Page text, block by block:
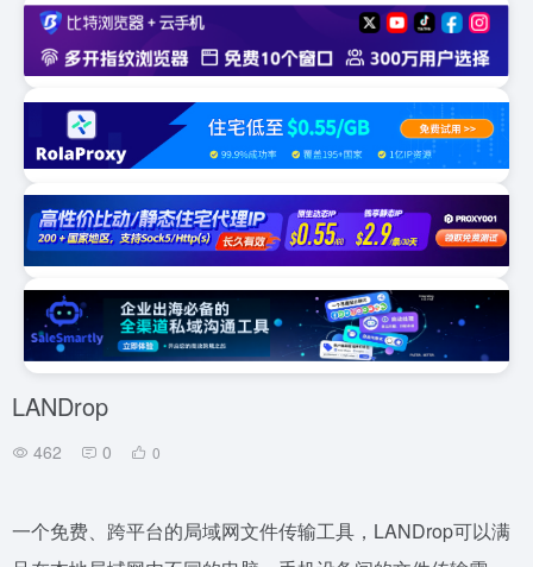
LANDrop
462 0 0
一个免费、跨平台的局域网文件传输工具，LANDrop可以满